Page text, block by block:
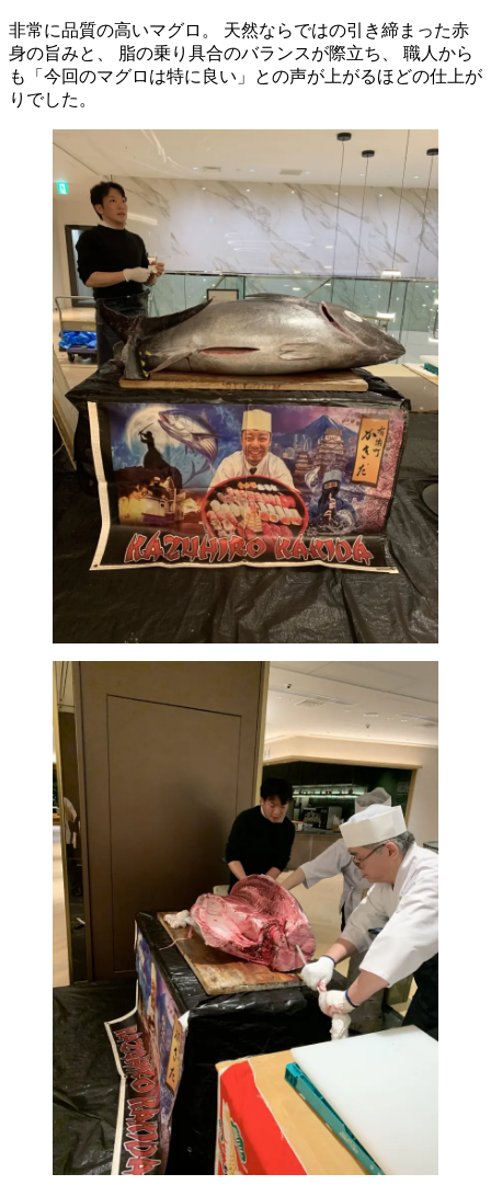
非常に品質の高いマグロ。 天然ならではの引き締まった赤
身の旨みと、 脂の乗り具合のバランスが際立ち、 職人から
も「今回のマグロは特に良い」との声が上がるほどの仕上が
りでした。